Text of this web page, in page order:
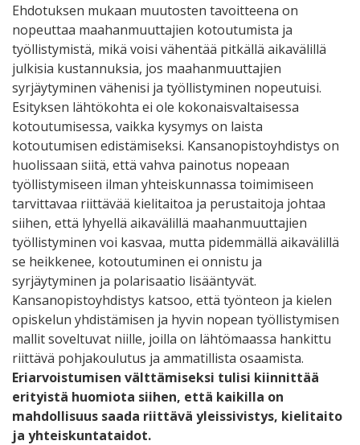
Ehdotuksen mukaan muutosten tavoitteena on
nopeuttaa maahanmuuttajien kotoutumista ja
työllistymistä, mikä voisi vähentää pitkällä aikavälillä
julkisia kustannuksia, jos maahanmuuttajien
syrjäytyminen vähenisi ja työllistyminen nopeutuisi.
Esityksen lähtökohta ei ole kokonaisvaltaisessa
kotoutumisessa, vaikka kysymys on laista
kotoutumisen edistämiseksi. Kansanopistoyhdistys on
huolissaan siitä, että vahva painotus nopeaan
työllistymiseen ilman yhteiskunnassa toimimiseen
tarvittavaa riittävää kielitaitoa ja perustaitoja johtaa
siihen, että lyhyellä aikavälillä maahanmuuttajien
työllistyminen voi kasvaa, mutta pidemmällä aikavälillä
se heikkenee, kotoutuminen ei onnistu ja
syrjäytyminen ja polarisaatio lisääntyvät.
Kansanopistoyhdistys katsoo, että työnteon ja kielen
opiskelun yhdistämisen ja hyvin nopean työllistymisen
mallit soveltuvat niille, joilla on lähtömaassa hankittu
riittävä pohjakoulutus ja ammatillista osaamista.
Eriarvoistumisen välttämiseksi tulisi kiinnittää
erityistä huomiota siihen, että kaikilla on
mahdollisuus saada riittävä yleissivistys, kielitaito
ja yhteiskuntataidot.